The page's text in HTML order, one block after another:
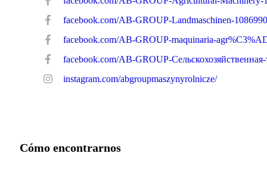
facebook.com/AB-GROUP-Landmaschinen-
instagram.com/abgroupmaszynyrolnicze/
Cómo encontrarnos